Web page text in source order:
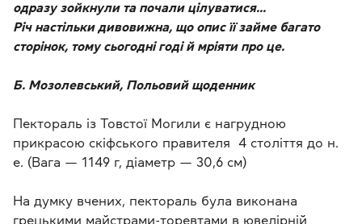
одразу зойкнули та почали цілуватися...
Річ настільки дивовижна, що опис її займе багато
сторінок, тому сьогодні годі й мріяти про це.
Б. Мозолевський, Польовий щоденник
Пектораль із Товстої Могили є нагрудною
прикрасою скіфського правителя 4 століття до н.
е. (Вага — 1149 г, діаметр — 30,6 см)
На думку вчених, пектораль була виконана
грецькими майстрами-торевтами в ювелірній